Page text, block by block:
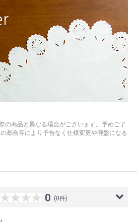
の商品と異なる場合がございます。予めご了
都合等により予告なく仕様変更や廃盤になる
0 (0件)